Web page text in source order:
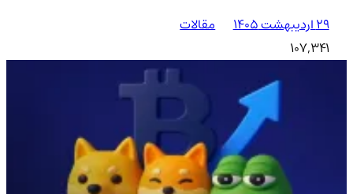
۲۹ اردیبهشت ۱۴۰۵
مقالات
107,341